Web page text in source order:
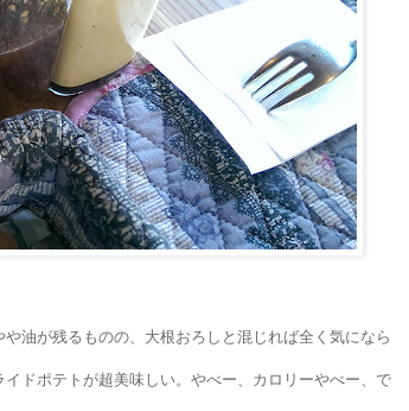
油が残るものの、大根おろしと混じれば全く気になら
ドポテトが超美味しい。やべー、カロリーやべー、で